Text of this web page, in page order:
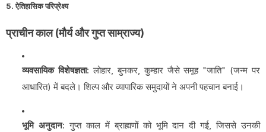
5. ऐतिहासिक परिप्रेक्ष्य
प्राचीन काल (मौर्य और गुप्त साम्राज्य)
व्यवसायिक विशेषज्ञता: लोहार, बुनकर, कुम्हार जैसे समूह "जाति" (जन्म पर
आधारित) में बदले। शिल्प और व्यापारिक समुदायों ने अपनी पहचान बनाई।
भूमि अनुदान: गुप्त काल में ब्राह्मणों को भूमि दान दी गई, जिससे उनकी